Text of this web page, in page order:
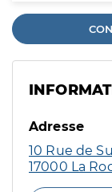
Adresse
10 Rue de
17000 La